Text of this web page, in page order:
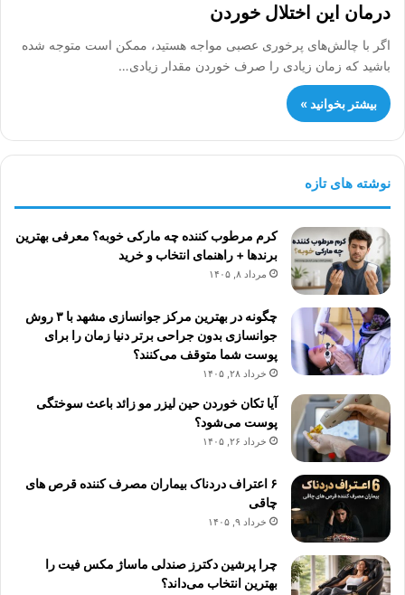
درمان این اختلال خوردن
اگر با چالش‌های پرخوری عصبی مواجه هستید، ممکن است متوجه شده
باشید که زمان زیادی را صرف خوردن مقدار زیادی…
بیشتر بخوانید »
نوشته های تازه
کرم مرطوب کننده چه مارکی خوبه؟ معرفی بهترین
برندها + راهنمای انتخاب و خرید
مرداد ۸, ۱۴۰۵
چگونه در بهترین مرکز جوانسازی مشهد با ۳ روش
جوانسازی بدون جراحی برتر دنیا زمان را برای
پوست شما متوقف می‌کنند؟
خرداد ۲۸, ۱۴۰۵
آیا تکان خوردن حین لیزر مو زائد باعث سوختگی
پوست می‌شود؟
خرداد ۲۶, ۱۴۰۵
۶ اعتراف دردناک بیماران مصرف کننده قرص های
چاقی
خرداد ۹, ۱۴۰۵
چرا پرشین دکترز صندلی ماساژ مکس فیت را
بهترین انتخاب می‌داند؟